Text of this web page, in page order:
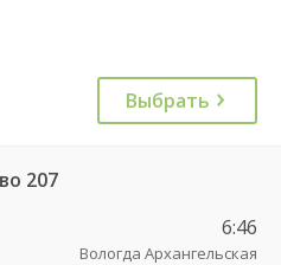
Выбрать
207
6:46
Вологда Архангельская